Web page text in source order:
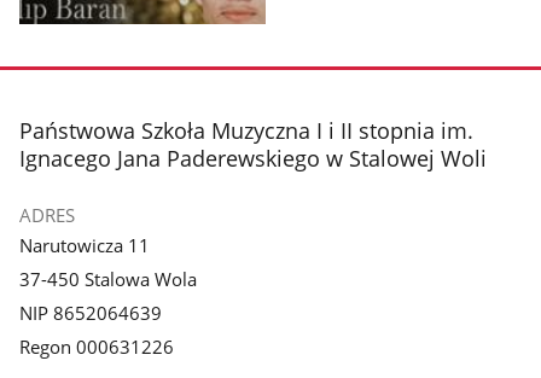
zdjęcie
galerii.
stopka
Państwowa Szkoła Muzyczna I i II stopnia im.
Ignacego Jana Paderewskiego w Stalowej Woli
ADRES
Narutowicza 11
37-450 Stalowa Wola
NIP 8652064639
Regon 000631226